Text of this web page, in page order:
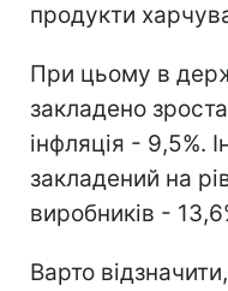
продукти
При цьому в
закладено
інфляція - 9,5%.
закладений на
виробників -
Варто